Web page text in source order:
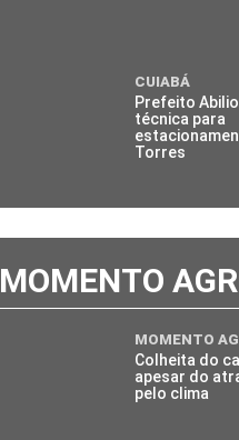
CUIABÁ
Prefeito
técnica para
Torres
MOMENTO
MOMENTO
Colheita do
apesar do
pelo clima